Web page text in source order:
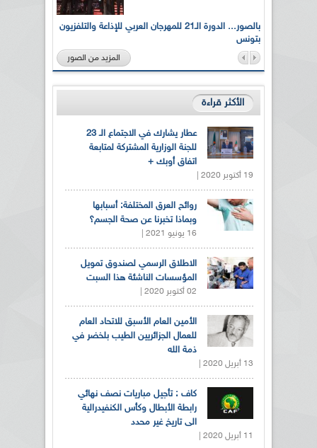
بالصور... الدورة الـ21 للمهرجان العربي للإذاعة والتلفزيون
بتونس
المزيد من الصور
الأكثر قراءة
عطار يشارك في الاجتماع الـ 23
للجنة الوزارية المشتركة لمتابعة
اتفاق أوبك +
19 أكتوبر 2020 |
روائح العرق المختلفة: أسبابها
وبماذا تخبرنا عن صحة الجسم؟
16 يونيو 2021 |
الاطلاق الرسمي لصندوق تمويل
المؤسسات الناشئة هذا السبت
02 أكتوبر 2020 |
الأمين العام الأسبق للاتحاد العام
للعمال الجزائريين الطيب بلخضر في
ذمة الله
13 أبريل 2020 |
كاف : تأجيل مباريات نصف نهائي
رابطة الأبطال وكأس الكنفيدرالية
الى تاريخ غير محدد
11 أبريل 2020 |